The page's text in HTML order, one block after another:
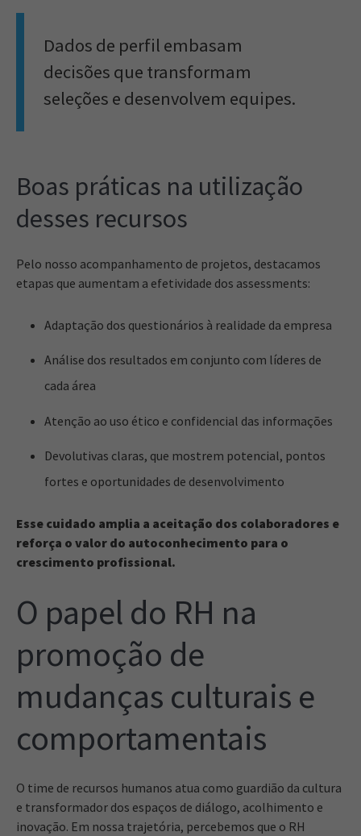
Dados de perfil embasam
decisões que transformam
seleções e desenvolvem equipes.
Boas práticas na utilização
desses recursos
Pelo nosso acompanhamento de projetos, destacamos
etapas que aumentam a efetividade dos assessments:
Adaptação dos questionários à realidade da empresa
Análise dos resultados em conjunto com líderes de
cada área
Atenção ao uso ético e confidencial das informações
Devolutivas claras, que mostrem potencial, pontos
fortes e oportunidades de desenvolvimento
Esse cuidado amplia a aceitação dos colaboradores e
reforça o valor do autoconhecimento para o
crescimento profissional.
O papel do RH na
promoção de
mudanças culturais e
comportamentais
O time de recursos humanos atua como guardião da cultura
e transformador dos espaços de diálogo, acolhimento e
inovação. Em nossa trajetória, percebemos que o RH